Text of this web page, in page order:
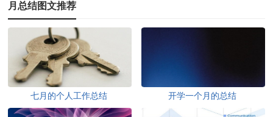
月总结图文推荐
七月的个人工作总结 开学一个月的总结